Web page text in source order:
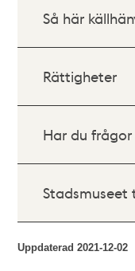
Så här
Rättigheter
Har du
Stadsmuseet
Uppdaterad2021-12-02